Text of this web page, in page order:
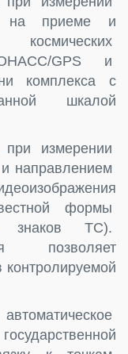
на приеме и
GPS и
комплекса с
шкалой
измерении
направлением
формы
знаков ТС).
позволяет